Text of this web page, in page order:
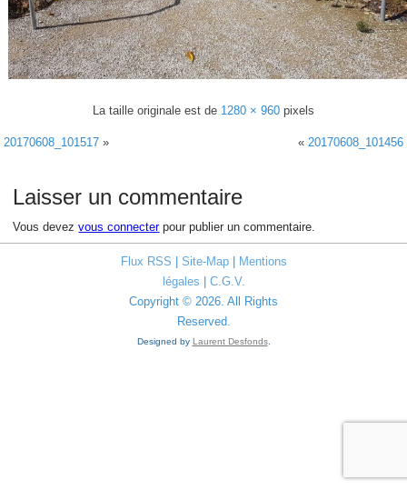
La taille originale est de 1280 × 960 pixels
20170608_101517 » « 20170608_101456
Laisser un commentaire
Vous devezvous connecterpour publier un commentaire.
Flux RSS Site-Map|
Mentions
légales
C.G.V.
Copyright © 2026. All Rights
Reserved.
Designed by Laurent Desfonds.